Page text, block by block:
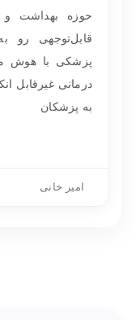
حوزه بهداشت و
قابل‌توجهی رو
پزشکی با هوش
درمانی غیرقابل
به پزشکان
امیر خانی